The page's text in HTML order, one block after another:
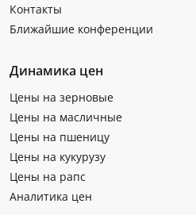
Контакты
Ближайшие конференции
Динамика цен
Цены на зерновые
Цены на масличные
Цены на пшеницу
Цены на кукурузу
Цены на рапс
Аналитика цен